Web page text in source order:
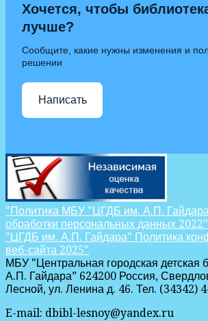
Хочется, чтобы
лучше?
Сообщите, какие нужны изменения и
решении
Написать
"Политика МБУ "ЦГДБ им. А.П.
обработки персональных данных 2022"
"ЦГДБ им. А.П. Гайдара" Политика
веб-сайта 2025"
МБУ "Центральная городская детская
А.П. Гайдара” 624200 Россия,
Лесной, ул. Ленина д. 46. Тел. (34342)
E-mail: dbibl-lesnoy@yandex.ru